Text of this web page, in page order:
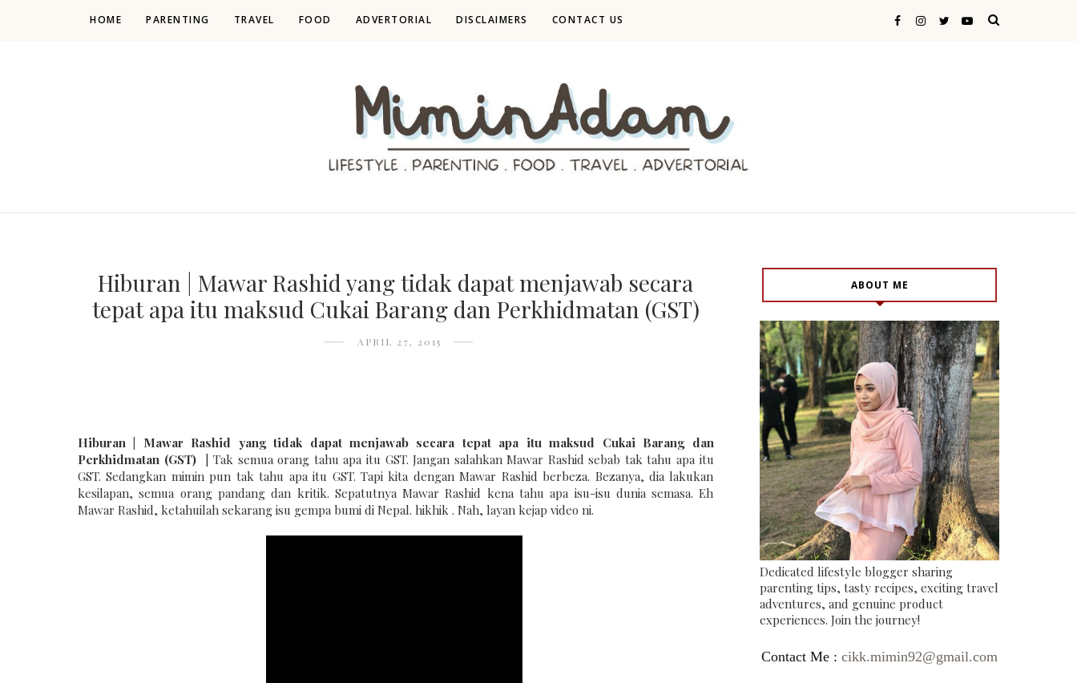
HOME PARENTING TRAVEL FOOD ADVERTORIAL DISCLAIMERS CONTACT US
Hiburan | Mawar Rashid yang tidak dapat menjawab secara
tepat apa itu maksud Cukai Barang dan Perkhidmatan (GST)
APRIL 27, 2015
Hiburan | Mawar Rashid yang tidak dapat menjawab secara tepat apa itu maksud Cukai Barang dan
Perkhidmatan (GST) | Tak semua orang tahu apa itu GST. Jangan salahkan Mawar Rashid sebab tak tahu apa itu
GST. Sedangkan mimin pun tak tahu apa itu GST. Tapi kita dengan Mawar Rashid berbeza. Bezanya, dia lakukan
kesilapan, semua orang pandang dan kritik. Sepatutnya Mawar Rashid kena tahu apa isu-isu dunia semasa. Eh
Mawar Rashid, ketahuilah sekarang isu gempa bumi di Nepal. hikhik . Nah, layan kejap video ni.
ABOUT ME
Dedicated lifestyle blogger sharing
parenting tips, tasty recipes, exciting travel
adventures, and genuine product
experiences. Join the journey!
Contact Me : cikk.mimin92@gmail.com